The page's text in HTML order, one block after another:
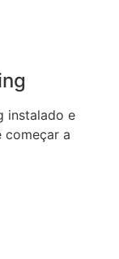
instalado e
começar a